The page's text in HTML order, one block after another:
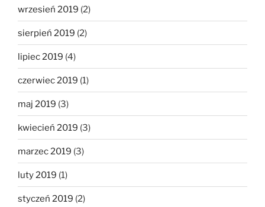
wrzesień 2019 (2)
sierpień 2019 (2)
lipiec 2019 (4)
czerwiec 2019 (1)
maj 2019 (3)
kwiecień 2019 (3)
marzec 2019 (3)
luty 2019 (1)
styczeń 2019 (2)